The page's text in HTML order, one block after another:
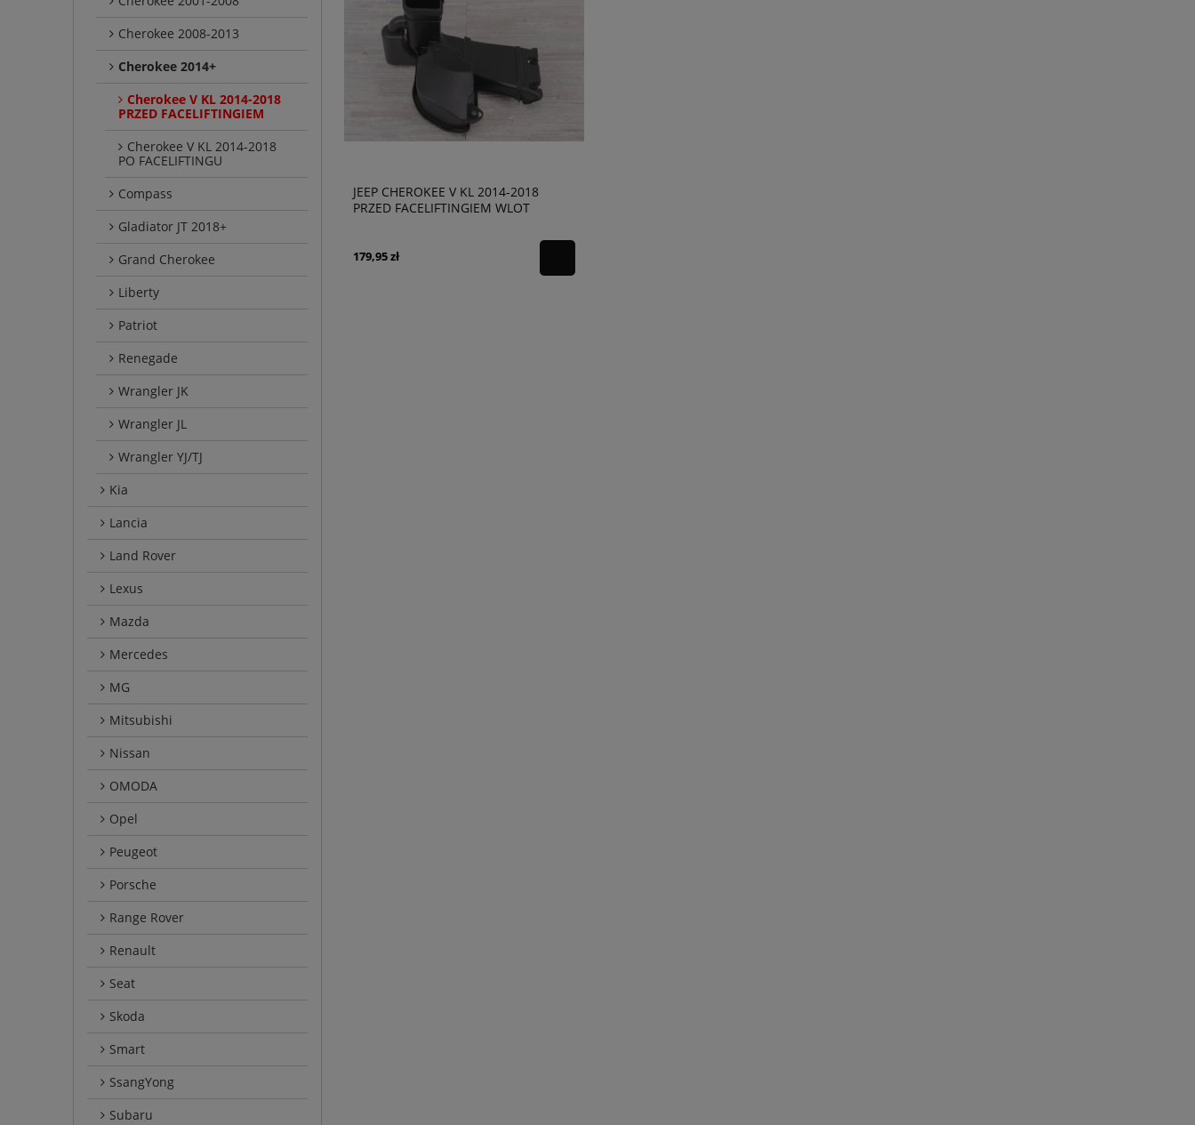
Cherokee 2008-2013
Cherokee 2014+
Cherokee V KL 2014-2018
PRZED FACELIFTINGIEM
Cherokee V KL 2014-2018
PO FACELIFTINGU
Compass
Gladiator JT 2018+
Grand Cherokee
Liberty
Patriot
Renegade
Wrangler JK
Wrangler JL
Wrangler YJ/TJ
Kia
Lancia
Land Rover
Lexus
Mazda
Mercedes
MG
Mitsubishi
Nissan
OMODA
Opel
Peugeot
Porsche
Range Rover
Renault
Seat
Skoda
Smart
SsangYong
Subaru
JEEP CHEROKEE V KL 2014-2018
PRZED FACELIFTINGIEM WLOT
179,95 zł